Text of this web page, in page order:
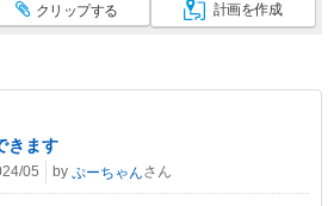
クリップする 計画を作成
きます
05 by ぷーちゃんさん